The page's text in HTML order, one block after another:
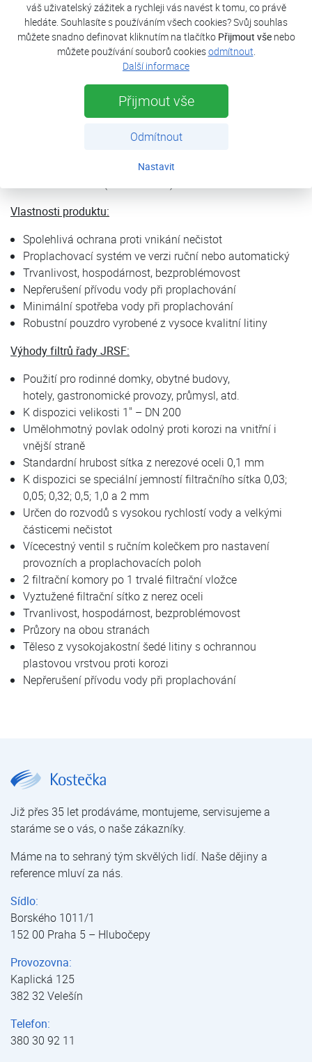
váš uživatelský zážitek a rychleji vás navést k tomu, co právě
hledáte. Souhlasíte s používáním všech cookies? Svůj souhlas
můžete snadno definovat kliknutím na tlačítko Přijmout všenebo
můžete používání souborů cookiesodmítnout.
Další informace
Přijmout vše
Odmítnout
Nastavit
V potrubí pitné vody jsou unášeny částice pevných látek
(rzi, písku), které se usazují na stěnách porubí a způsobují
obávanou důlkovou korozi. Zanášejí domovní rozvody,
poškozují obzvláště pákové baterie s keramickými
talířovými ventily, termostatické směšovací ventily, dochází
k zanášení ohřívačů vody, splachovačů, kotlů topení,
radiátorů, čerpadel, praček nebo myček. Aby se zabránilo
korozi a usazování, je filtrace vody nutná. Konstrukční řada
domácnosti i průmysl s vysokým průtokovým výkonem od
Vlastnosti produktu:
Spolehlivá ochrana proti vnikání nečistot
Proplachovací systém ve verzi ruční nebo automatický
Trvanlivost, hospodárnost, bezproblémovost
Nepřerušení přívodu vody při proplachování
Minimální spotřeba vody při proplachování
Robustní pouzdro vyrobené z vysoce kvalitní litiny
Výhody filtrů řady JRSF:
Použití pro rodinné domky, obytné budovy,
hotely, gastronomické provozy, průmysl, atd.
K dispozici velikosti 1" – DN 200
Umělohmotný povlak odolný proti korozi na vnitřní i
vnější straně
Standardní hrubost sítka z nerezové oceli 0,1 mm
K dispozici se speciální jemností filtračního sítka 0,03;
0,05; 0,32; 0,5; 1,0 a 2 mm
Určen do rozvodů s vysokou rychlostí vody a velkými
částicemi nečistot
Vícecestný ventil s ručním kolečkem pro nastavení
provozních a proplachovacích poloh
2 filtrační komory po 1 trvalé filtrační vložce
Vyztužené filtrační sítko z nerez oceli
Trvanlivost, hospodárnost, bezproblémovost
Průzory na obou stranách
Těleso z vysokojakostní šedé litiny s ochrannou
plastovou vrstvou proti korozi
Nepřerušení přívodu vody při proplachování
Již přes 35 let prodáváme, montujeme, servisujeme a
staráme se o vás, o naše zákazníky.
Máme na to sehraný tým skvělých lidí. Naše dějiny a
reference mluví za nás.
Sídlo:
Borského 1011/1
152 00 Praha 5 – Hlubočepy
Provozovna:
Kaplická 125
382 32 Velešín
Telefon:
380 30 92 11